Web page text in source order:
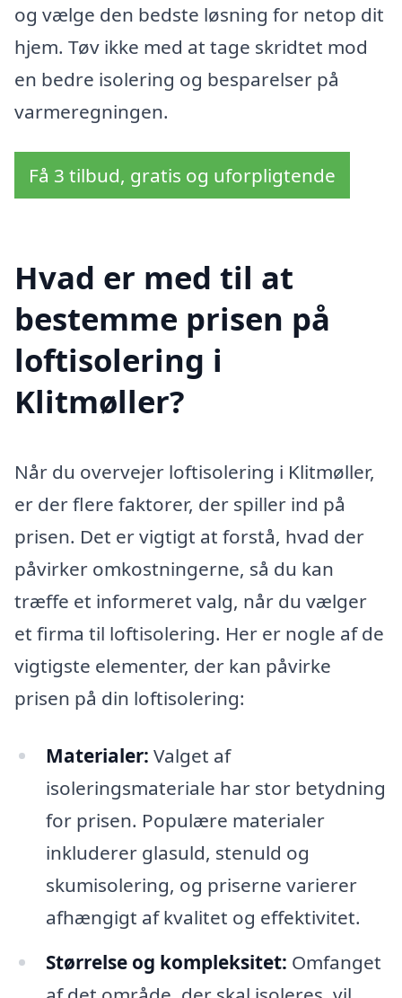
og vælge den bedste løsning for netop dit
hjem. Tøv ikke med at tage skridtet mod
en bedre isolering og besparelser på
varmeregningen.
Få 3 tilbud, gratis og uforpligtende
Hvad er med til at
bestemme prisen på
loftisolering i
Klitmøller?
Når du overvejer loftisolering i Klitmøller,
er der flere faktorer, der spiller ind på
prisen. Det er vigtigt at forstå, hvad der
påvirker omkostningerne, så du kan
træffe et informeret valg, når du vælger
et firma til loftisolering. Her er nogle af de
vigtigste elementer, der kan påvirke
prisen på din loftisolering:
Materialer: Valget af
isoleringsmateriale har stor betydning
for prisen. Populære materialer
inkluderer glasuld, stenuld og
skumisolering, og priserne varierer
afhængigt af kvalitet og effektivitet.
Størrelse og kompleksitet: Omfanget